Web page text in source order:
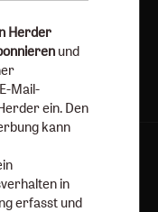
Herder
und
Mail-
ein. Den
kann
in
erfasst und